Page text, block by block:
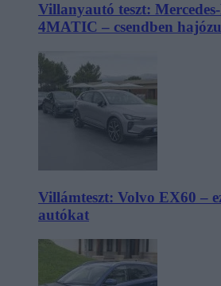
Villanyautó teszt:
4MATIC – csendben
Villámteszt: Volvo EX60 –
autókat